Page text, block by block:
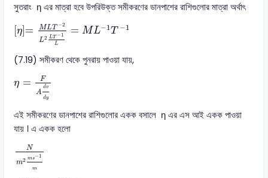
সুতরাং η এর মাত্রা হবে উপরিউক্ত সমীকরণের ডানপাশের রাশিগুলোর মাত্রা অর্থাৎ
[η = MLT −2
L2 LT −1
L
= ML−1 T −1
η = LT−2L2 − L= M T
(7.19) সমীকরণ থেকে পুনরায় পাওয়া যায়,
η =
F
A
dv
dy
d
এই সমীকরণের ডানপাশের রাশিগুলোর একক বসালে η এর এস আই একক পাওয়া
যায় । এ একক হলো
N
m2 ms−1
m
m2